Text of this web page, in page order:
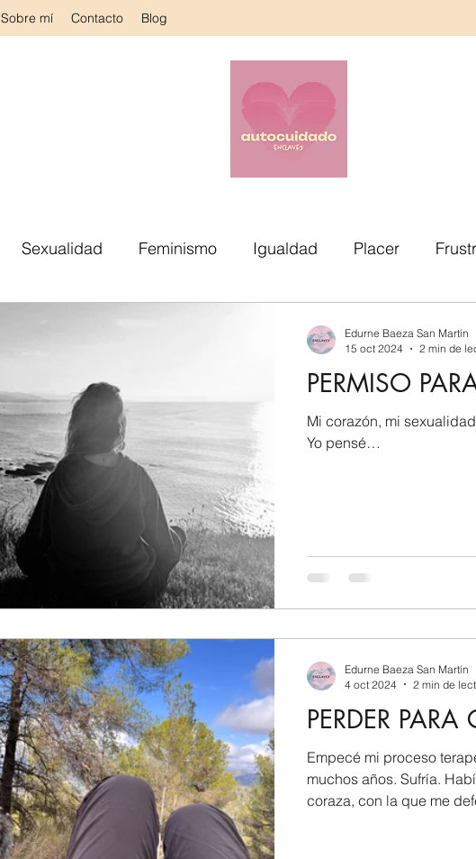
Sobre mí Contacto Blog
Sexualidad Feminismo Igualdad Placer
Terapia Autoconocimiento PERMISO
Mi corazón, mi
Yo pensé…
Edurne Baeza San Martín
15 oct 2024
2 min de
PERDER
Empecé mi proceso
muchos años. Sufría.
coraza, con la que me
Edurne Baeza San Martín
4 oct 2024
2 min de